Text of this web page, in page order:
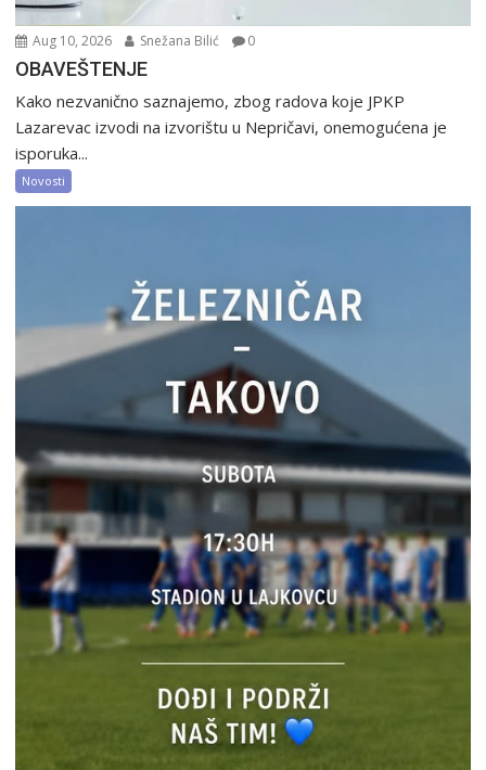
Aug 10, 2026 Snežana Bilić 0
OBAVEŠTENJE
Kako nezvanično saznajemo, zbog radova koje JPKP
Lazarevac izvodi na izvorištu u Nepričavi, onemogućena je
isporuka...
Novosti